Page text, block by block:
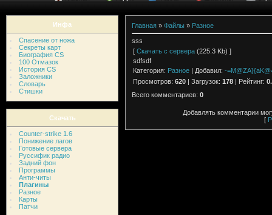
Инфа
Спасение от ножа
Секреты карт
Биография CS
100 Отмазок
История CS
Заложники
Словарь
Стишки
Скачать
Counter-strike 1.6
Понижение лагов
Готовые сервера
Руссифик радио
Задний фон
Программы
Анти-читы
Плагины
Разное
Карты
Патчи
Главная » Файлы » Разное
sss
[ Скачать с сервера (225.3 Kb) ]
sdfsdf
Категория: Разное | Добавил: -
Просмотров: 620 | Загрузок: 178 | Рейтинг:
Всего комментариев: 0
Добавлять комментарии
[